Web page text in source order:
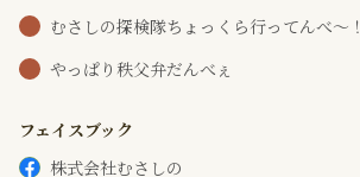
むさしの探検隊ちょっくら行ってんべ～！
やっぱり秩父弁だんべぇ
フェイスブック
株式会社むさしの